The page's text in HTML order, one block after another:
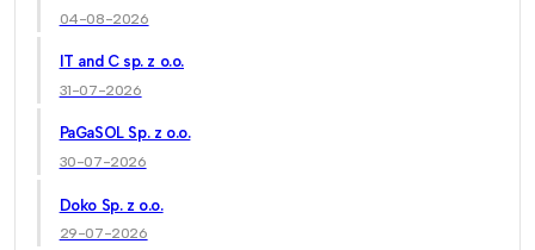
04-08-2026
IT and C sp. z o.o.
31-07-2026
PaGaSOL Sp. z o.o.
30-07-2026
Doko Sp. z o.o.
29-07-2026